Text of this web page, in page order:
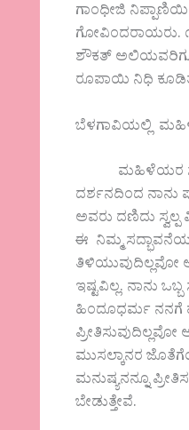
ಗಾಂಧೀಜಿ
ಗೋವಿಂದರಾಯರು.
ಶೌಕತ್ ಅಲಿಯವರಿಗೂ
ರೂಪಾಯಿ ನಿಧಿ
ಬೆಳಗಾವಿಯಲ್ಲಿ
ಮಹಿಳೆಯರ ಸಭೆ
ದರ್ಶನದಿಂದ ನಾನು
ಅವರು ದಣಿದು
ಈ ನಿಮ್ಮ
ತಿಳಿಯುವುದಿಲ್ಲವೋ
ಇಷ್ಟವಿಲ್ಲ. ನಾನು
ಹಿಂದೂಧರ್ಮ ನನಗೆ
ಮುಸಲ್ಕಾನರ
ಮನುಷ್ಯನನ್ನೂ
ಬೇಡುತ್ತೇವೆ.